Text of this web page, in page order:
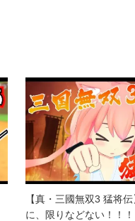
【真・三國無双3 猛将
に、限りなどない！！